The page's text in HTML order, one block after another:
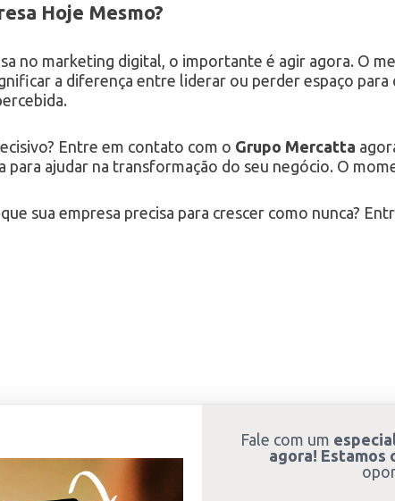
Hoje Mesmo?
no marketing digital, o importante é agir agora. O
a diferença entre liderar ou perder espaço para
Entre em contato com o Grupo Mercatta
para ajudar na transformação do seu negócio. O
sua empresa precisa para crescer como nunca?
Fale com um
agora! Estamos